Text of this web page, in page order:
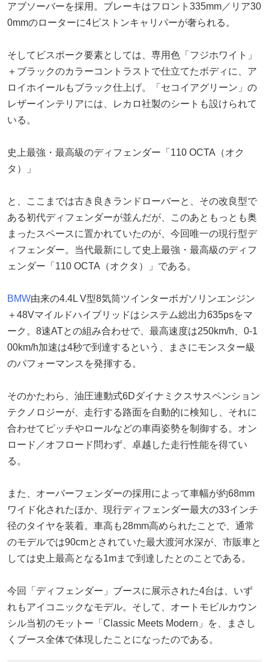
アブソーバーを採用。ブレーキはフロント335mm／リア30
0mmのローターに4ピストンキャリパーが奢られる。
そしてビスポーク要素としては、専用色「フジホワイト」
＋ブラックのカラーコントラストで仕立てたボディに、ア
ロイホイールもブラック仕上げ。「セコイアグリーン」の
レザーインテリアには、レカロ社製のシートも設けられて
いる。
史上最強・最高級のディフェンダー「110 OCTA（オク
タ）」
と、ここまでは古き良きランドローバーと、その改良型で
ある初代ディフェンダーが並んだが、このあともっとも奥
まったスペースに置かれていたのが、今回唯一の現行型デ
ィフェンダー。当代最新にして史上最強・最高級のディフ
ェンダー「110 OCTA（オクタ）」である。
BMW由来の4.4L V型8気筒ツインターボガソリンエンジン
＋48Vマイルドハイブリッドはシステム総出力635psをマ
ーク。8速ATとの組み合わせで、最高速度は250km/h、0-1
00km/h加速は4秒で到達するという、まさにモンスター級
のパフォーマンスを発揮する。
そのかたわら、油圧連動式6Dダイナミクスサスペンション
テクノロジーが、走行する路面を自動的に検知し、それに
合わせてピッチやロールなどの車両姿勢を制御する。オン
ロード／オフロード問わず、卓越した走行性能を得てい
る。
また、オーバーフェンダーの採用によって車幅が約68mm
ワイド化されたほか、現行ディフェンダー最大の33インチ
径のタイヤを装着。車高も28mm高められたことで、通常
のモデルでは90cmとされていた最大渡河水深が、市販車と
しては史上最高となる1mまで到達したとのことである。
今回「ディフェンダー」ブースに展示された4台は、いず
れもアイコニックなモデル。そして、オートモビルカウン
シル当初のモットー「Classic Meets Modern」を、まさし
くブース全体で体現したことになったのである。